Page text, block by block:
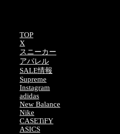
TOP
X
スニーカー
アパレル
SALE情報
Supreme
Instagram
adidas
New Balance
Nike
CASETiFY
ASICS